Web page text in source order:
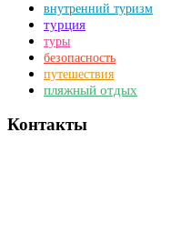
внутренний туризм
турция
туры
безопасность
путешествия
пляжный отдых
Контакты